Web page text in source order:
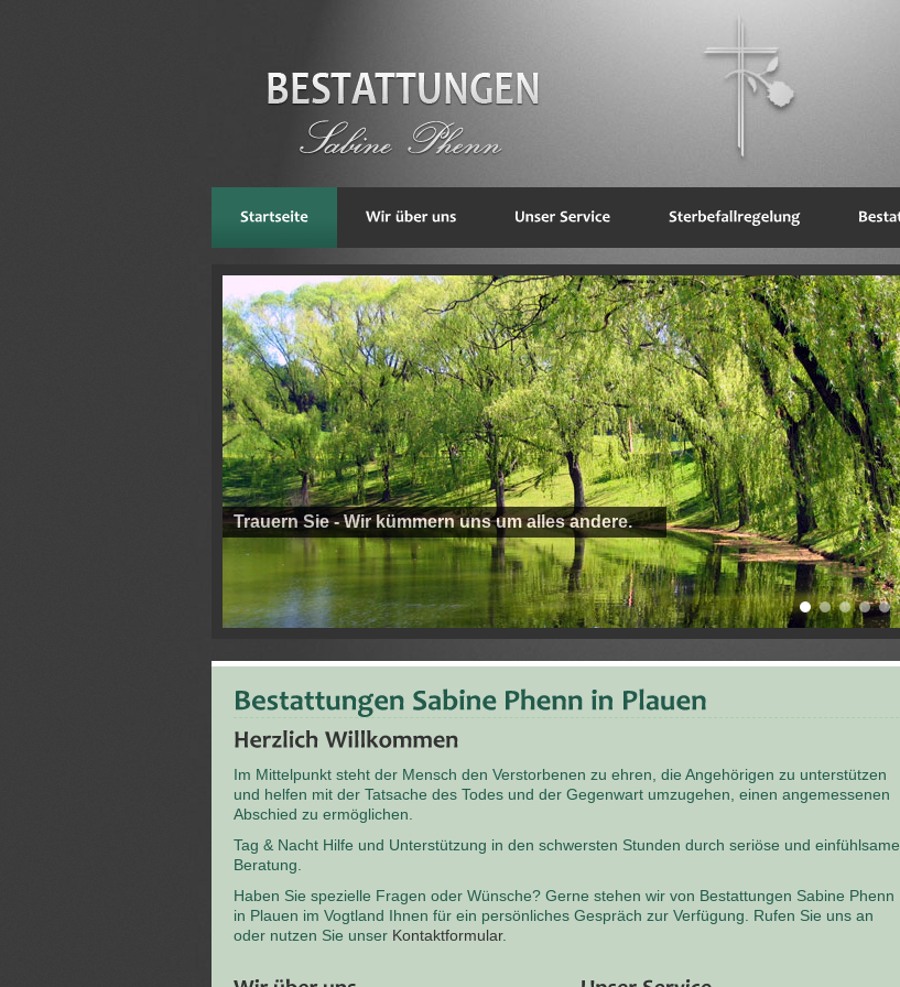
Trauern Sie - Wir kümmern uns um alles andere.
Im Mittelpunkt steht der Mensch den Verstorbenen zu ehren, die Angehörigen zu unterstützen
und helfen mit der Tatsache des Todes und der Gegenwart umzugehen, einen angemessenen
Abschied zu ermöglichen.
Tag & Nacht Hilfe und Unterstützung in den schwersten Stunden durch seriöse und einfühlsame
Beratung.
Haben Sie spezielle Fragen oder Wünsche? Gerne stehen wir von Bestattungen Sabine Phenn
in Plauen im Vogtland Ihnen für ein persönliches Gespräch zur Verfügung. Rufen Sie uns an
oder nutzen Sie unser Kontaktformular.